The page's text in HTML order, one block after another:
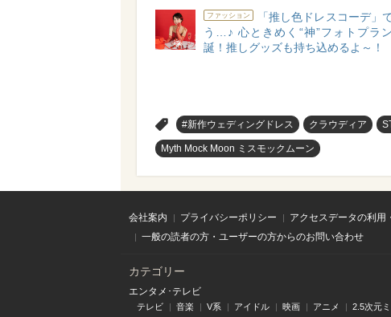
ファッション
「推し色ドレスコーデ」
う…♪ 心ときめく“神”フォトプラ
誕！推しグッズも持ち込めるよ～！
#新作ウェディングドレス クラウディア
Myth Mock Moon ミスモックムーン
会社案内 プライバシーポリシー アクセスデータの利用
一般の読者の方・ユーザーの方からのお問い合わせ
カテゴリー
エンタメ･テレビ
テレビ 音楽 V系 アイドル 映画 アニメ 2.5次元